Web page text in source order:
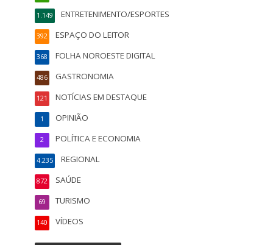
ENTRETENIMENTO/ESPORTES
1.149
ESPAÇO DO LEITOR
392
FOLHA NOROESTE DIGITAL
368
GASTRONOMIA
486
NOTÍCIAS EM DESTAQUE
121
OPINIÃO
1
POLÍTICA E ECONOMIA
2
REGIONAL
4.235
SAÚDE
872
TURISMO
69
VÍDEOS
140